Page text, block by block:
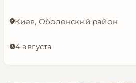
Киев, Оболонский район
4 августа